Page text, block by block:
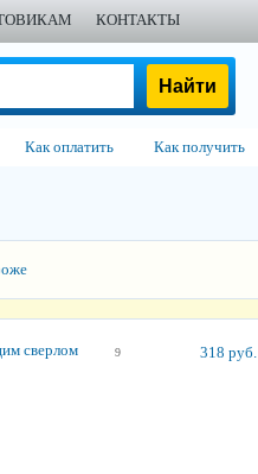
КОНТАКТЫ
Как оплатить Как получить
сверлом
9 318 руб.